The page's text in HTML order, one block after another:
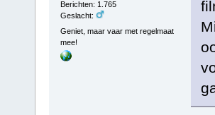
Berichten: 1.765
Geslacht:
Geniet, maar vaar met regelmaat
mee!